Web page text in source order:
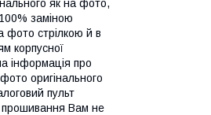
як на фото,
заміною
фото стрілкою й в
корпусної
інформація про
оригінального
пульт
прошивання Вам не